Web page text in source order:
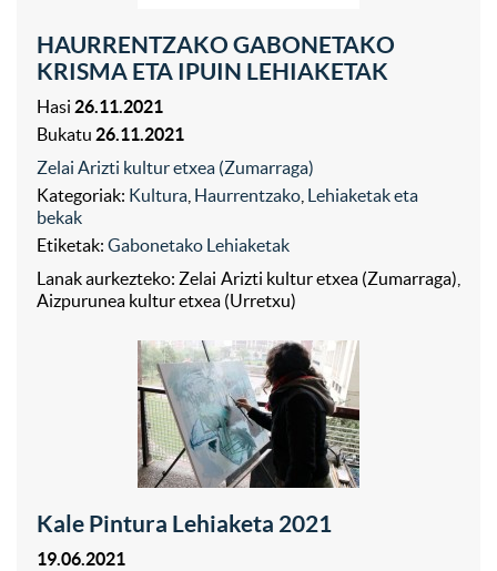
HAURRENTZAKO GABONETAKO
KRISMA ETA IPUIN LEHIAKETAK
Hasi 26.11.2021
Bukatu 26.11.2021
Zelai Arizti kultur etxea (Zumarraga)
Kategoriak: Kultura Haurrentzako Lehiaketak eta
bekak
Etiketak: Gabonetako Lehiaketak
Lanak aurkezteko: Zelai Arizti kultur etxea (Zumarraga),
Aizpurunea kultur etxea (Urretxu)
Kale Pintura Lehiaketa 2021
19.06.2021